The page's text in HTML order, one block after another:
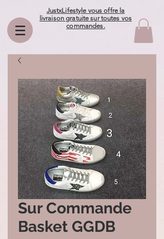
JustxLifestyle vous offre la
livraison gratuite sur toutes vos
commandes.
Sur Commande
Basket GGDB